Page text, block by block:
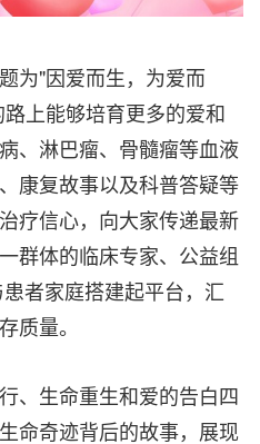
为"因爱而生，为爱而
上能够培育更多的爱和
、淋巴瘤、骨髓瘤等血液
康复故事以及科普答疑等
疗信心，向大家传递最新
群体的临床专家、公益组
者家庭搭建起平台，汇
质量。
、生命重生和爱的告白四
命奇迹背后的故事，展现